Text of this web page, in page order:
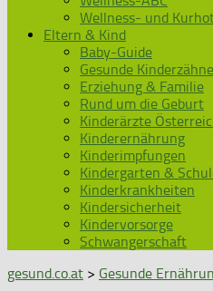
Wellness- und
Eltern & Kind
Baby-Guide
Gesunde Kinderzähne
Erziehung & Familie
Rund um die Geburt
Kinderärzte
Kinderernährung
Kinderimpfungen
Kindergarten &
Kinderkrankheiten
Kindersicherheit
Kindervorsorge
Schwangerschaft
gesund.co.at > Gesunde